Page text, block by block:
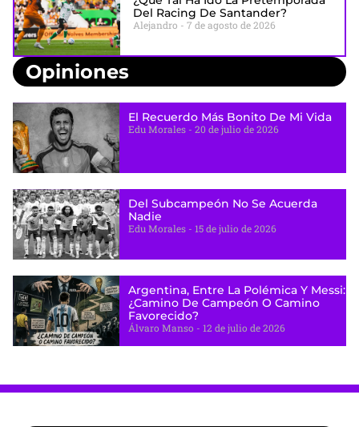
Del Racing De Santander?
Alejandro 7 de agosto de 2026
Opiniones
El Recuerdo Más Bonito De Mi Vida
Edu Morales 20 de julio de 2026
Del Subcampeón No Se Acuerda
Nadie
Edu Morales 15 de julio de 2026
Argentina, Entre La Polémica Y Messi:
¿camino De Campeón O Camino
Favorecido?
Álvaro Manso 12 de julio de 2026